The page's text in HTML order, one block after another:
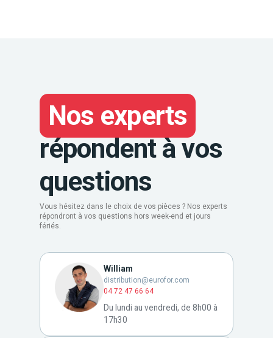
Nos experts
répondent à vos
questions
Vous hésitez dans le choix de vos pièces ? Nos experts
répondront à vos questions hors week-end et jours
fériés.
William
distribution@eurofor.com
04 72 47 66 64
Du lundi au vendredi, de 8h00 à
17h30